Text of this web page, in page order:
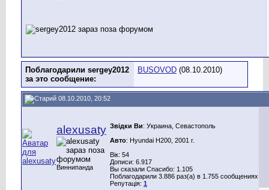
Поблагодарили sergey2012
за это сообщение:
BUSOVOD (08.10.2010)
08.10.2010, 20:52
alexusaty
Виннипанда
Звідки Ви: Украина, Севастополь
Авто: Hyundai H200, 2001 г.
Вік: 54
Дописи: 6.917
Вы сказали Спасибо: 1.105
Поблагодарили 3.886 раз(а) в 1.755 сообщениях
Репутація: 1